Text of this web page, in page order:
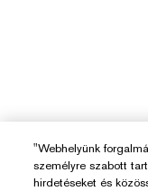
"Webhelyünk
személyre szabott
hirdetéseket és